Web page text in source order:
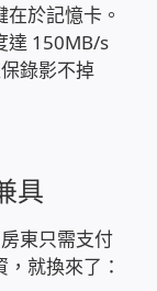
於記憶卡。
達 150MB/s
錄影不掉
具
東只需支付
就換來了：